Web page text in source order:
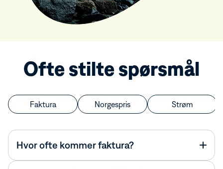
Ofte stilte spørsmål
Faktura Norgespris Strøm
Hvor ofte kommer faktura?